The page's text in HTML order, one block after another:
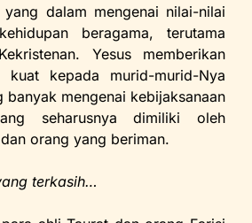
yang dalam mengenai nilai-nilai
beragama, terutama
Yesus memberikan
kuat kepada murid-murid-Nya
banyak mengenai kebijaksanaan
seharusnya dimiliki oleh
orang yang beriman.
terkasih…